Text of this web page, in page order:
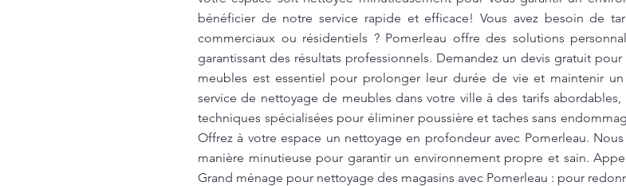
bénéficier de notre service rapide et efficace! Vous avez besoin de
commerciaux ou résidentiels ? Pomerleau offre des solutions
garantissant des résultats professionnels. Demandez un devis gratuit
meubles est essentiel pour prolonger leur durée de vie et maintenir
service de nettoyage de meubles dans votre ville à des tarifs
techniques spécialisées pour éliminer poussière et taches sans
Offrez à votre espace un nettoyage en profondeur avec Pomerleau.
manière minutieuse pour garantir un environnement propre et sain.
Grand ménage pour nettoyage des magasins avec Pomerleau : pour